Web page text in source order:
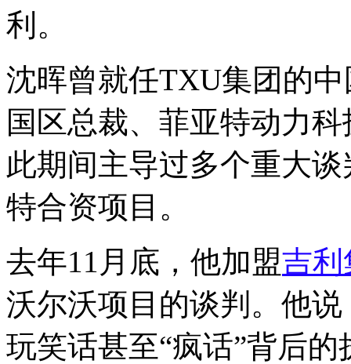
利。
沈晖曾就任TXU集团的
国区总裁、菲亚特动力
此期间主导过多个重大
特合资项目。
去年11月底，他加盟吉利
沃尔沃项目的谈判。他说
玩笑话甚至“疯话”背后